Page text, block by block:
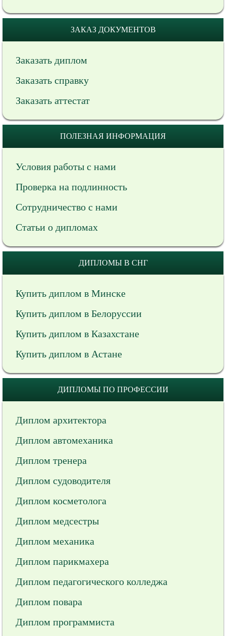
ЗАКАЗ ДОКУМЕНТОВ
Заказать диплом
Заказать справку
Заказать аттестат
ПОЛЕЗНАЯ ИНФОРМАЦИЯ
Условия работы с нами
Проверка на подлинность
Сотрудничество с нами
Статьи о дипломах
ДИПЛОМЫ В СНГ
Купить диплом в Минске
Купить диплом в Белоруссии
Купить диплом в Казахстане
Купить диплом в Астане
ДИПЛОМЫ ПО ПРОФЕССИИ
Диплом архитектора
Диплом автомеханика
Диплом тренера
Диплом судоводителя
Диплом косметолога
Диплом медсестры
Диплом механика
Диплом парикмахера
Диплом педагогического колледжа
Диплом повара
Диплом программиста